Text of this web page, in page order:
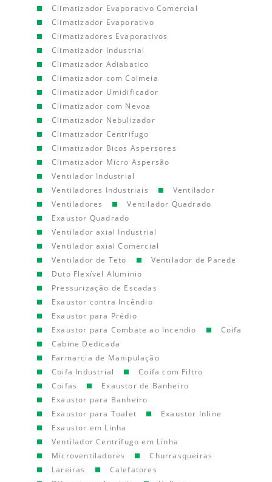
Climatizador Evaporativo Comercial
Climatizador Evaporativo
Climatizadores Evaporativos
Climatizador Industrial
Climatizador Adiabatico
Climatizador com Colmeia
Climatizador Umidificador
Climatizador com Nevoa
Climatizador Nebulizador
Climatizador Centrifugo
Climatizador Bicos Aspersores
Climatizador Micro Aspersão
Ventilador Industrial
Ventiladores Industriais
Ventilador
Ventiladores
Ventilador Quadrado
Exaustor Quadrado
Ventilador axial Industrial
Ventilador axial Comercial
Ventilador de Teto
Ventilador de Parede
Duto Flexível Aluminio
Pressurização de Escadas
Exaustor contra Incêndio
Exaustor para Prédio
Exaustor para Combate ao Incendio
Coifa
Cabine Dedicada
Farmarcia de Manipulação
Coifa Industrial
Coifa com Filtro
Coifas
Exaustor de Banheiro
Exaustor para Banheiro
Exaustor para Toalet
Exaustor Inline
Exaustor em Linha
Ventilador Centrifugo em Linha
Microventiladores
Churrasqueiras
Lareiras
Calefatores